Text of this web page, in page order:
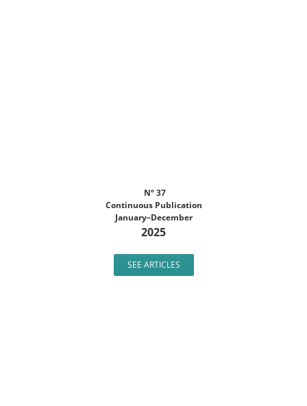
Nº 37
Continuous Publication
January–December
2025
SEE ARTICLES